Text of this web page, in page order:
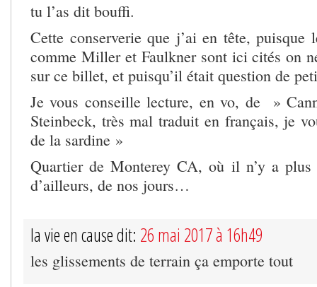
tu l’as dit bouffi.
Cette conserverie que j’ai en tête, puisque
comme Miller et Faulkner sont ici cités on
sur ce billet, et puisqu’il était question de
Je vous conseille lecture, en vo, de »
Steinbeck, très mal traduit en français, je
de la sardine »
Quartier de Monterey CA, où il n’y a plus
d’ailleurs, de nos jours…
la vie en cause dit: 26 mai 2017 à 16h49
les glissements de terrain ça emporte tout